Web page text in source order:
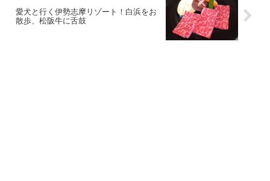
愛犬と行く伊勢志摩リゾート！白浜をお
散歩、松阪牛に舌鼓